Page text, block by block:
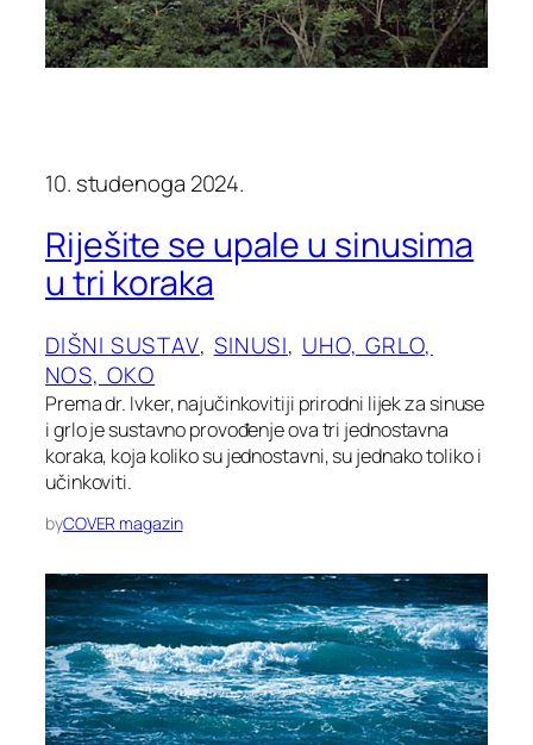
10. studenoga 2024.
Riješite se upale u sinusima
u tri koraka
DIŠNI SUSTAV, SINUSI, UHO, GRLO,
NOS, OKO
Prema dr. Ivker, najučinkovitiji prirodni lijek za sinuse
i grlo je sustavno provođenje ova tri jednostavna
koraka, koja koliko su jednostavni, su jednako toliko i
učinkoviti.
byCOVER magazin